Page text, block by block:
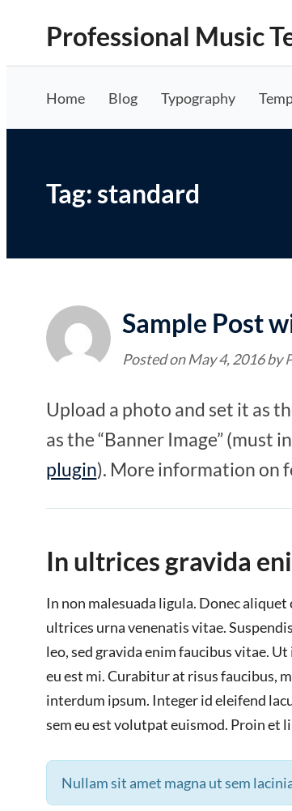
content
Professional Music
Home Blog Typography
Tag:standard
Sample Post
Posted onMay 4, 2016by
Upload a photo and set it as
as the “Banner Image” (must
plugin). More information on
In ultrices gravida
In non malesuada ligula. Donec
ultrices urna venenatis vitae.
leo, sed gravida enim faucibus vitae.
eu est mi. Curabitur at risus faucibus,
interdum ipsum. Integer id eleifend
sem eu est volutpat euismod. Proin et
Nullam sit amet magna ut sem